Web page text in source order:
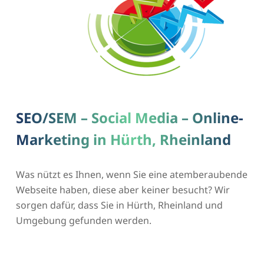
SEO/SEM – Social Media – Online-
Marketing in Hürth, Rheinland
Was nützt es Ihnen, wenn Sie eine atemberaubende
Webseite haben, diese aber keiner besucht? Wir
sorgen dafür, dass Sie in Hürth, Rheinland und
Umgebung gefunden werden.